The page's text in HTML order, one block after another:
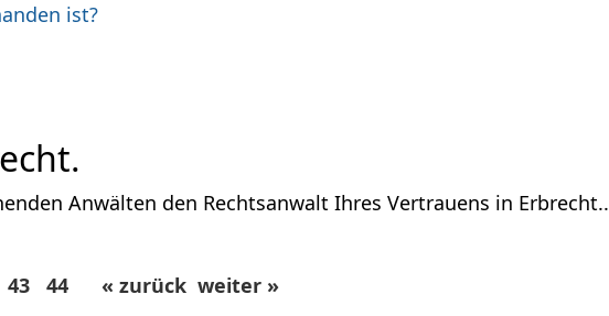
ist?
Anwälten den Rechtsanwalt Ihres Vertrauens in Erbrecht..
43 44 « zurück weiter »